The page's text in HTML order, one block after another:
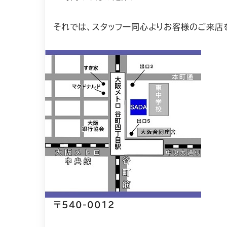
それでは、スタッフ一同心よりお客様のご来店
〒540-0012